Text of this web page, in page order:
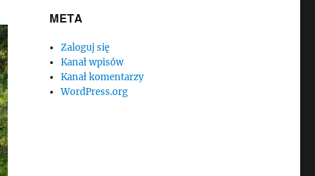
META
Zaloguj się
Kanał wpisów
Kanał komentarzy
WordPress.org